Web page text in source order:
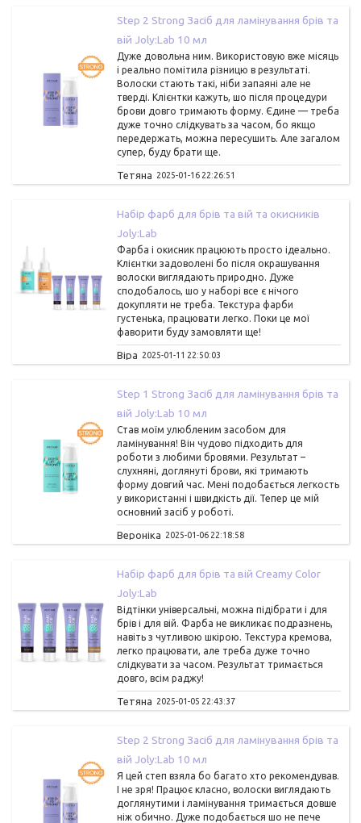
Step 2 Strong Засіб для ламінування брів та
вій Joly:Lab 10 мл
Дуже довольна ним. Використовую вже місяць
і реально помітила різницю в результаті.
Волоски стають такі, ніби запаяні але не
тверді. Клієнтки кажуть, шо після процедури
брови довго тримають форму. Єдине — треба
дуже точно слідкувать за часом, бо якщо
передержать, можна пересушить. Але загалом
супер, буду брати ще.
Тетяна 2025-01-16 22:26:51
Набір фарб для брів та вій та окисників
Joly:Lab
Фарба і окисник працюють просто ідеально.
Клієнтки задоволені бо після окрашування
волоски виглядають природно. Дуже
сподобалось, шо у наборі все є нічого
докупляти не треба. Текстура фарби
густенька, працювати легко. Поки це мої
фаворити буду замовляти ще!
Віра 2025-01-11 22:50:03
Step 1 Strong Засіб для ламінування брів та
вій Joly:Lab 10 мл
Став моїм улюбленим засобом для
ламінування! Він чудово підходить для
роботи з любими бровями. Результат –
слухняні, доглянуті брови, які тримають
форму довгий час. Мені подобається легкость
у використанні і швидкість дії. Тепер це мій
основний засіб у роботі.
Вероніка 2025-01-06 22:18:58
Набір фарб для брів та вій Creamy Color
Joly:Lab
Відтінки універсальні, можна підібрати і для
брів і для вій. Фарба не викликає подразнень,
навіть з чутливою шкірою. Текстура кремова,
легко працювати, але треба дуже точно
слідкувати за часом. Результат тримається
довго, всім раджу!
Тетяна 2025-01-05 22:43:37
Step 2 Strong Засіб для ламінування брів та
вій Joly:Lab 10 мл
Я цей степ взяла бо багато хто рекомендував.
І не зря! Працює класно, волоски виглядають
доглянутими і ламінування тримається довше
ніж обично. Дуже подобається шо не пече